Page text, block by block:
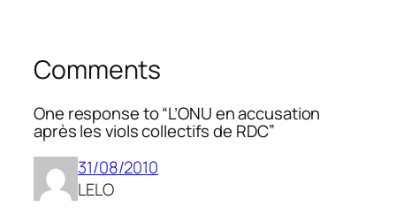
Comments
One response to “L’ONU en accusation
après les viols collectifs de RDC”
31/08/2010
LELO